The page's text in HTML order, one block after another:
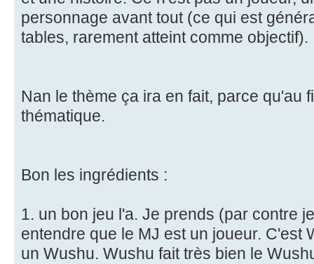
personnage avant tout (ce qui est
tables, rarement atteint comme objectif).
Nan le thème ça ira en fait, parce qu'au
thématique.
Bon les ingrédients :
1. un bon jeu l'a. Je prends (par contre
entendre que le MJ est un joueur. C'est
un Wushu. Wushu fait très bien le